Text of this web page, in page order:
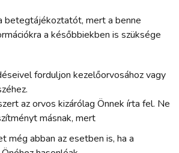
betegtájékoztatót, mert a benne
a későbbiekben is szüksége
forduljon kezelőorvosához vagy
az orvos kizárólag Önnek írta fel. Ne
másnak, mert
még abban az esetben is, ha a